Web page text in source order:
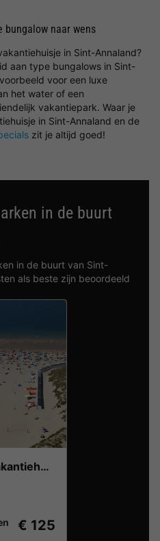
bungalow naar wens
in Sint-Annaland?
aan type bungalows in Sint-
voor een luxe
het water of een
vakantiepark. Waar je
in Sint-Annaland en de
zit je altijd goed!
in de buurt
in de buurt van Sint-
als beste zijn beoordeeld
Blue Green Holiday Vakantiehuizen
€ 125